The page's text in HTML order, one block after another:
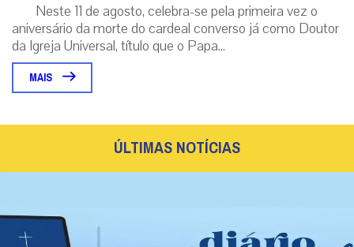
Neste 11 de agosto, celebra-se pela primeira vez o
aniversário da morte do cardeal converso já como Doutor
da Igreja Universal, título que o Papa...
MAIS
ÚLTIMAS NOTÍCIAS